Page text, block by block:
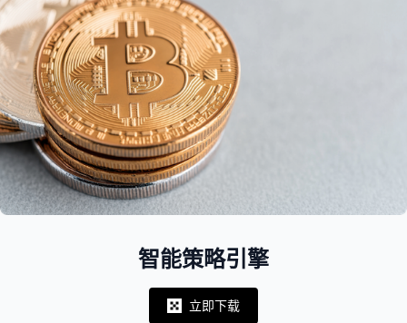
智能策略引擎
Notifications
立即下载